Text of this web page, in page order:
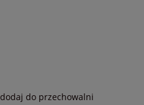
dodaj do przechowalni